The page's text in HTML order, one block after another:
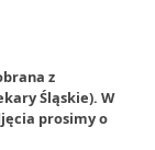
z
Śląskie). W
prosimy o